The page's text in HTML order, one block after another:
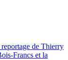
de Thierry
Francs et la